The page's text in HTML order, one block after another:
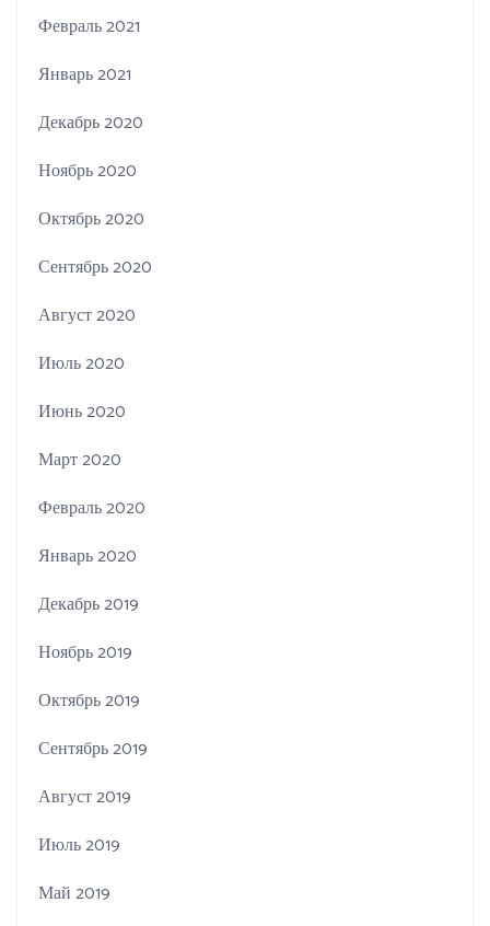
Февраль 2021
Январь 2021
Декабрь 2020
Ноябрь 2020
Октябрь 2020
Сентябрь 2020
Август 2020
Июль 2020
Июнь 2020
Март 2020
Февраль 2020
Январь 2020
Декабрь 2019
Ноябрь 2019
Октябрь 2019
Сентябрь 2019
Август 2019
Июль 2019
Май 2019